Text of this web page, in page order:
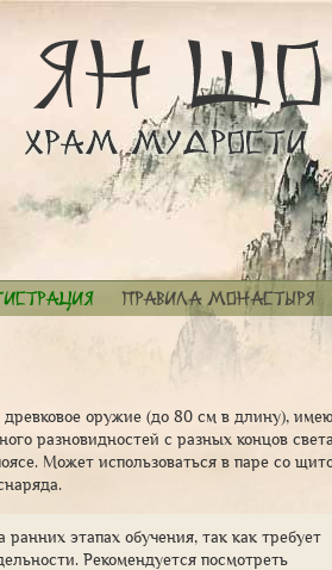
Правила монастыря
древковое оружие (до 80 см в длину),
разновидностей с разных концов света
Может использоваться в паре со
этапах обучения, так как требует
Рекомендуется посмотреть